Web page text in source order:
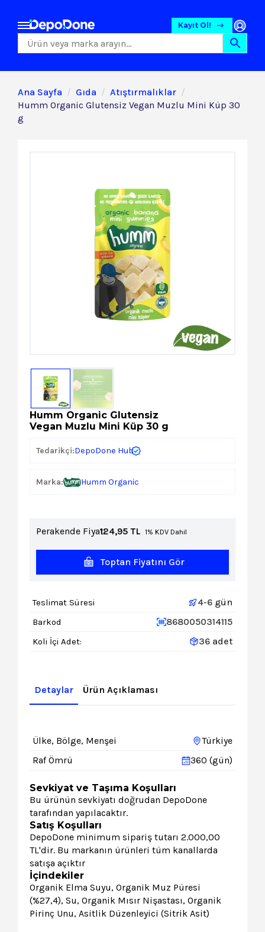
Kayıt Ol!
Ana Sayfa Gıda
Atıştırmalıklar
Humm Organic Glutensiz Vegan Muzlu Mini Küp 30
g
Humm Organic Glutensiz
Vegan Muzlu Mini Küp 30 g
Tedarikçi:DepoDone Hub
Marka: Humm Organic
Perakende Fiyat:124,95 TL 1% KDV Dahil
Toptan Fiyatını Gör
Teslimat Süresi 4-6 gün
Barkod 8680050314115
Koli İçi Adet: 36 adet
Detaylar Ürün Açıklaması
Ülke, Bölge, Menşei
Türkiye
Raf Ömrü
360 (gün)
Sevkiyat ve Taşıma Koşulları
Bu ürünün sevkiyatı doğrudan DepoDone
tarafından yapılacaktır.
Satış Koşulları
DepoDone minimum sipariş tutarı 2.000,00
TL'dir. Bu markanın ürünleri tüm kanallarda
satışa açıktır
İçindekiler
Organik Elma Suyu, Organik Muz Püresi
(%27,4), Su, Organik Mısır Nişastası, Organik
Pirinç Unu, Asitlik Düzenleyici (Sitrik Asit)